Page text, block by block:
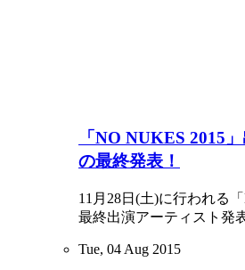
「NO NUKES 2015
の最終発表！
11月28日(土)に行われる
最終出演アーティスト発
Tue, 04 Aug 2015